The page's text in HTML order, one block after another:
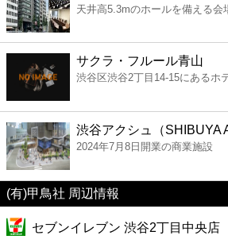
書店
ファミレス
ファーストフード
カフェ
ショッピング
銀行
天井高5.3mのホールを備える会
サクラ・フルール青山
渋谷区渋谷2丁目14-15にあるホ
渋谷アクシュ（SHIBUYA
2024年7月8日開業の商業施設
(有)甲鳥社 周辺情報
セブンイレブン 渋谷2丁目中央店